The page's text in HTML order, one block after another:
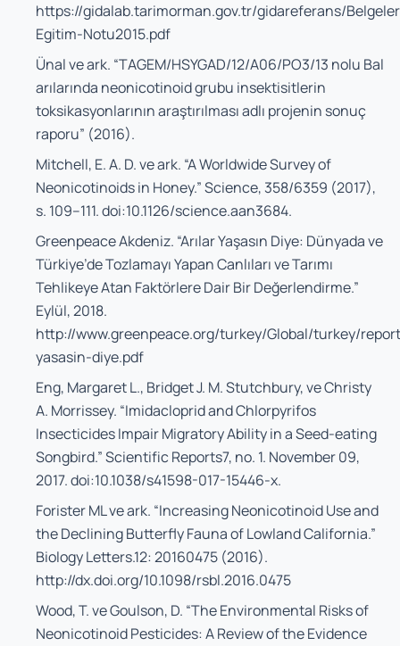
https://gidalab.tarimorman.gov.tr/gidareferans/
Egitim-Notu2015.pdf
Ünal ve ark. “TAGEM/HSYGAD/12/A06/PO3/13 nolu Bal
arılarında neonicotinoid grubu insektisitlerin
toksikasyonlarının araştırılması adlı projenin sonuç
raporu” (2016).
Mitchell, E. A. D. ve ark. “A Worldwide Survey of
Neonicotinoids in Honey.”Science, 358/6359 (2017),
s. 109–111. doi:10.1126/science.aan3684.
Greenpeace Akdeniz. “Arılar Yaşasın Diye: Dünyada ve
Türkiye’de Tozlamayı Yapan Canlıları ve Tarımı
Tehlikeye Atan Faktörlere Dair Bir Değerlendirme.”
Eylül, 2018.
http://www.greenpeace.org/turkey/Global/turkey/
yasasin-diye.pdf
Eng, Margaret L., Bridget J. M. Stutchbury, ve Christy
A. Morrissey. “Imidacloprid and Chlorpyrifos
Insecticides Impair Migratory Ability in a Seed-eating
Songbird.”Scientific Reports7, no. 1. November 09,
2017. doi:10.1038/s41598-017-15446-x.
Forister ML ve ark. “Increasing Neonicotinoid Use and
the Declining Butterfly Fauna of Lowland California.”
Biology Letters.12: 20160475 (2016).
http://dx.doi.org/10.1098/rsbl.2016.0475
Wood, T. ve Goulson, D. “The Environmental Risks of
Neonicotinoid Pesticides: A Review of the Evidence